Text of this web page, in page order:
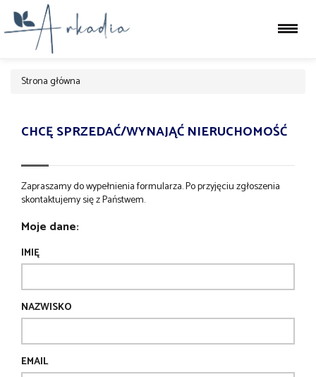
Strona główna
CHCĘ SPRZEDAĆ/WYNAJĄĆ NIERUCHOMOŚĆ
Zapraszamy do wypełnienia formularza. Po przyjęciu zgłoszenia
skontaktujemy się z Państwem.
Moje dane:
IMIĘ
NAZWISKO
EMAIL